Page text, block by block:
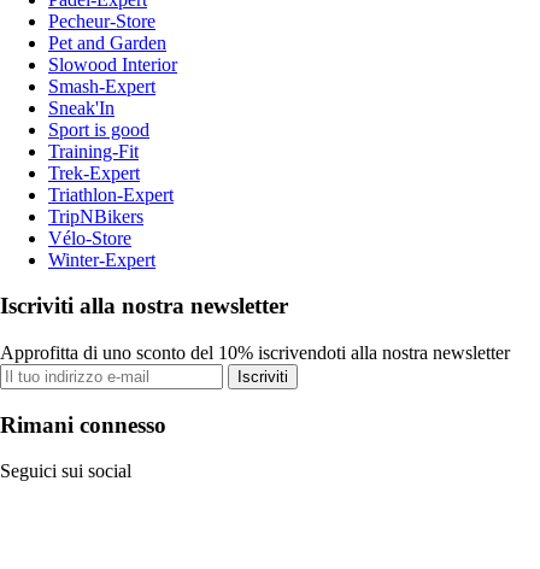
Pecheur-Store
Pet and Garden
Slowood Interior
Smash-Expert
Sneak'In
Sport is good
Training-Fit
Trek-Expert
Triathlon-Expert
TripNBikers
Vélo-Store
Winter-Expert
Iscriviti alla nostra newsletter
Approfitta di uno sconto del 10% iscrivendoti alla nostra newsletter
Iscriviti
Rimani connesso
Seguici sui social